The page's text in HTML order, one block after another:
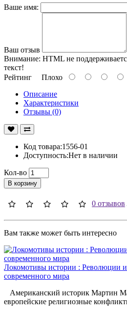
Ваше имя:
Ваш отзыв
Внимание: HTML не
текст!
Рейтинг Плохо
Описание
Характеристики
Отзывы (0)
Код товара:1556-01
Доступность:Нет в наличии
Кол-во
В корзину
0 отзывов
Вам также может быть интересно
Локомотивы истории : Революции и
современного мира
Американский историк Мартин
европейские религиозные